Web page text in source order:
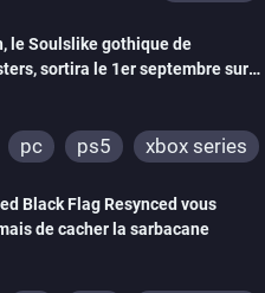
le Soulslike gothique de
sortira le 1er septembre sur
pc ps5 xbox series
Black Flag Resynced vous
de cacher la sarbacane